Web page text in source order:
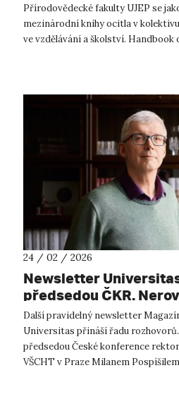
Přírodovědecké fakulty UJEP se
mezinárodní knihy ocitla v
ve vzdělávání a školství. Handbook
24 / 02 / 2026
Newsletter
předsedou ČKR.
domácnostech.
Další pravidelný newsletter
Universitas přináší řadu
předsedou České konference
VŠCHT v Praze Milanem